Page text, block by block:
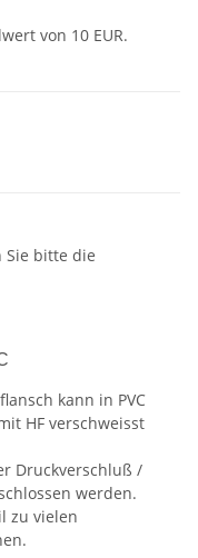
von 10 EUR.
Sie bitte die
kann in PVC
HF verschweisst
Druckverschluß /
werden.
zu vielen